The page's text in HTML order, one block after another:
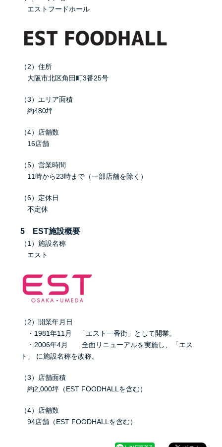
エストフードホール
（2）住所
大阪市北区角田町3番25号
（3）エリア面積
約480坪
（4）店舗数
16店舗
（5）営業時間
11時から23時まで（一部店舗を除く）
（6）定休日
不定休
5 EST施設概要
（1）施設名称
エスト
（2）開業年月日
・1981年11月 「エスト一番街」として開業。
・2006年4月 全面リニューアルを実施し、「エス
ト」 に施設名称を改称。
（3）店舗面積
約2,000坪（EST FOODHALLを含む）
（4）店舗数
94店舗（EST FOODHALLを含む）